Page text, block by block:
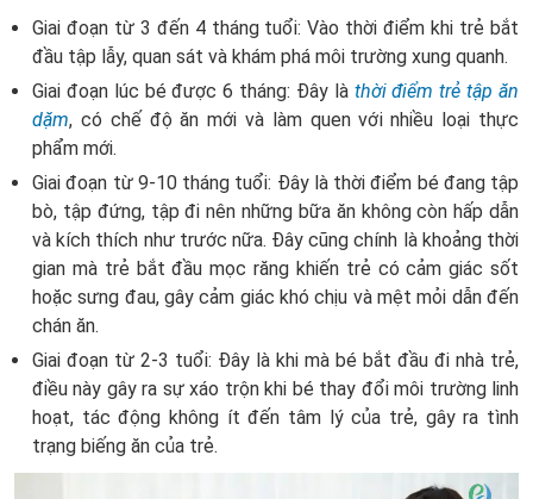
Giai đoạn từ 3 đến 4 tháng tuổi: Vào thời điểm khi trẻ bắt
đầu tập lẫy, quan sát và khám phá môi trường xung quanh.
Giai đoạn lúc bé được 6 tháng: Đây là thời điểm trẻ tập ăn
dặm, có chế độ ăn mới và làm quen với nhiều loại thực
phẩm mới.
Giai đoạn từ 9-10 tháng tuổi: Đây là thời điểm bé đang tập
bò, tập đứng, tập đi nên những bữa ăn không còn hấp dẫn
và kích thích như trước nữa. Đây cũng chính là khoảng thời
gian mà trẻ bắt đầu mọc răng khiến trẻ có cảm giác sốt
hoặc sưng đau, gây cảm giác khó chịu và mệt mỏi dẫn đến
chán ăn.
Giai đoạn từ 2-3 tuổi: Đây là khi mà bé bắt đầu đi nhà trẻ,
điều này gây ra sự xáo trộn khi bé thay đổi môi trường linh
hoạt, tác động không ít đến tâm lý của trẻ, gây ra tình
trạng biếng ăn của trẻ.